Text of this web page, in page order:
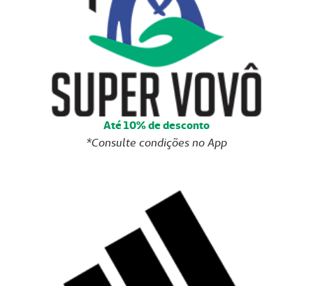
Até 10% de desconto
*Consulte condições no App